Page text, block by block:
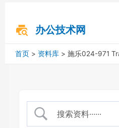
办公技术网
首页 资料库 施乐024-971